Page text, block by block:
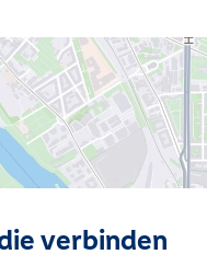
verbinden